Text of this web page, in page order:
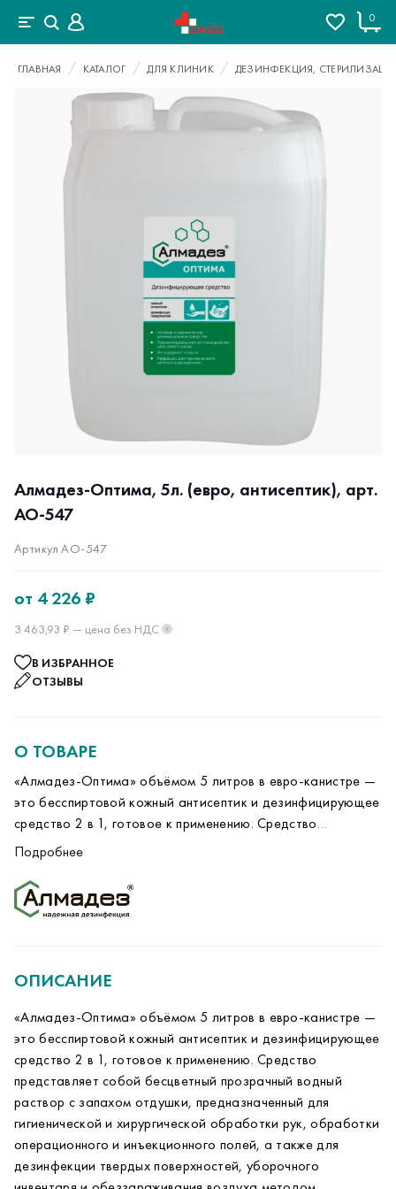
0
ГЛАВНАЯ КАТАЛОГ ДЛЯ КЛИНИК ДЕЗИНФЕКЦИЯ,
Алмадез-Оптима, 5л. (евро, антисептик), арт.
АО-547
Артикул АО-547
от 4 226 ₽
3 463,93 ₽ — цена без НДС ?
В ИЗБРАННОЕ
ОТЗЫВЫ
О ТОВАРЕ
«Алмадез-Оптима» объёмом 5 литров в евро-канистре —
это бесспиртовой кожный антисептик и дезинфицирующее
средство 2 в 1, готовое к применению. Средство
представляет собой бесцветный прозрачный водный
раствор с запахом отдушки, предназначенный для
гигиенической и хирургической обработки рук, обработки
операционного и инъекционного полей, а также для
распыления. Обладает широким спектром антимикробной
!ЦЕНА УКАЗАНА ЗА КОРОБКУ
Ключевые преимущества
медицинских учреждений: больниц,
лабораторий. Позволяет значительно
сократить затраты на единицу объёма и
частоту закупок. В транспортной упаковке 4
канистры.
Средство 2 в 1: эффективно одновременно для
антисептики рук и дезинфекции поверхностей,
упрощая работу и снижая затраты на средства
защиты. Может также использоваться для
Состав:алкилдиметилбензиламмоний хлорид –
0,5%, полигексаметиленгуанидина гидрохлорид –
0,5%, феноксиэтанол – 0,1%, а также
функциональные добавки, увлажняющие и
ухаживающие за кожей компоненты. pH
средства 6.
Способ применения:
средство готово к
применению. Норма расхода – 30 мл/м²
обрабатываемой поверхности.
Подробнее
ОПИСАНИЕ
«Алмадез-Оптима» объёмом 5 литров в евро-канистре —
это бесспиртовой кожный антисептик и дезинфицирующее
средство 2 в 1, готовое к применению. Средство
представляет собой бесцветный прозрачный водный
раствор с запахом отдушки, предназначенный для
гигиенической и хирургической обработки рук, обработки
операционного и инъекционного полей, а также для
дезинфекции твердых поверхностей, уборочного